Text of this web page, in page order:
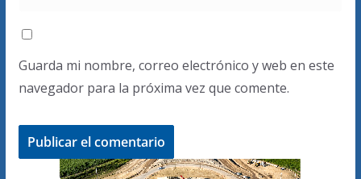
Guarda mi nombre, correo electrónico y web en este
navegador para la próxima vez que comente.